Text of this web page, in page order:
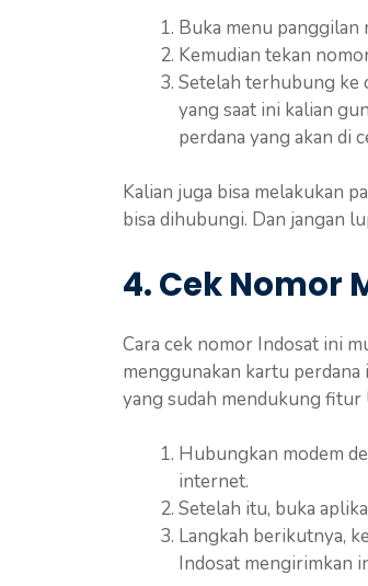
Buka menu panggilan
Kemudian tekan
Setelah terhubung ke
yang saat ini kalian
perdana yang akan di
Kalian juga bisa melakukan
bisa dihubungi. Dan jangan
4. Cek Nomor
Cara cek nomor Indosat ini
menggunakan kartu
yang sudah mendukung fitur
Hubungkan modem
internet.
Setelah itu, buka
Langkah berikutnya,
Indosat mengirimkan